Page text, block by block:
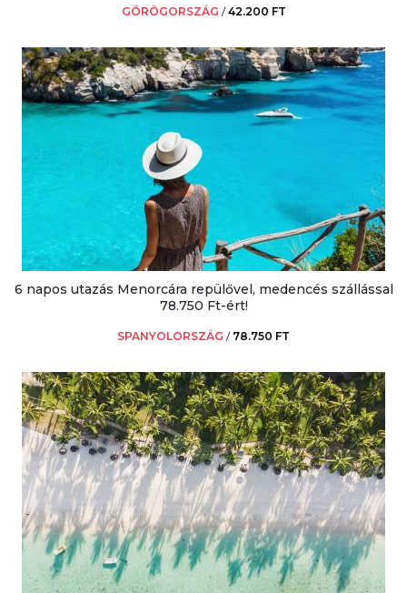
GÖRÖGORSZÁG /42.200 FT
6 napos utazás Menorcára repülővel, medencés szállással
78.750 Ft-ért!
SPANYOLORSZÁG / 78.750 FT